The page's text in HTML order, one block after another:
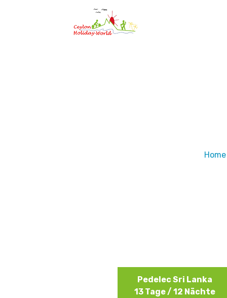
Home
Pedelec Sri Lanka
13 Tage / 12 Nächte